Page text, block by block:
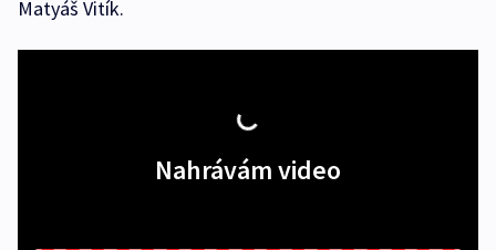
Matyáš Vitík.
Nahrávám video